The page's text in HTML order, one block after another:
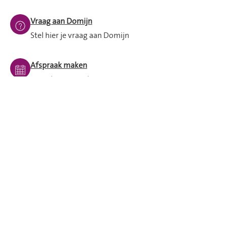
Vraag aan Domijn
Stel hier je vraag aan Domijn
Afspraak maken
Langskomen op kantoor